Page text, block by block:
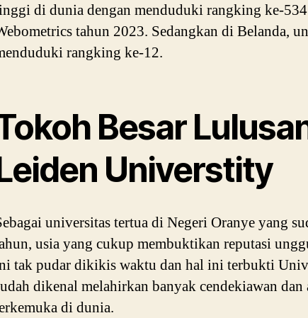
di dunia dengan menduduki rangking ke-
tahun 2023. Sedangkan di Belanda,
rangking ke-12.
Besar
Universtity
universitas tertua di Negeri Oranye yang
usia yang cukup membuktikan reputasi
tak pudar dikikis waktu dan hal ini terbukti
dikenal melahirkan banyak cendekiawan
di dunia.